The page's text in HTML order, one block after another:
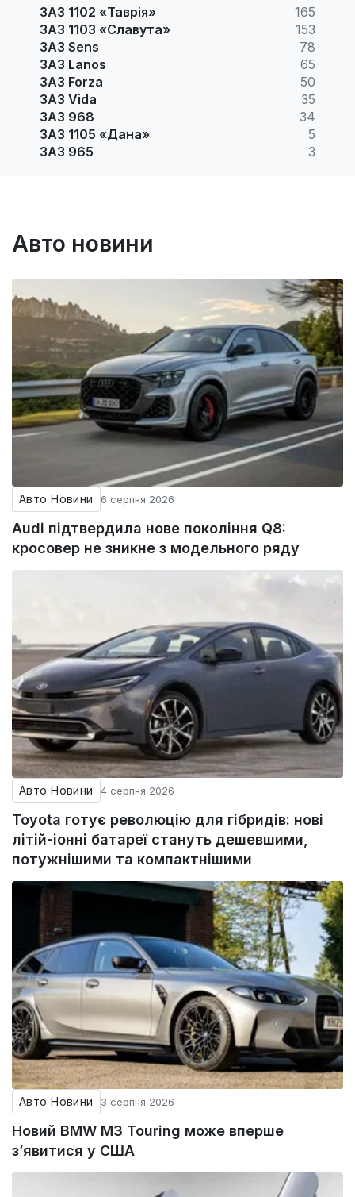
ЗАЗ 1102 «Таврія»
165
ЗАЗ 1103 «Славута»
153
ЗАЗ Sens
78
ЗАЗ Lanos
65
ЗАЗ Forza
50
ЗАЗ Vida
35
ЗАЗ 968
34
ЗАЗ 1105 «Дана»
5
ЗАЗ 965
3
Авто новини
Авто Новини 6 серпня 2026
Audi підтвердила нове покоління Q8:
кросовер не зникне з модельного ряду
Авто Новини 4 серпня 2026
Toyota готує революцію для гібридів: нові
літій-іонні батареї стануть дешевшими,
потужнішими та компактнішими
Авто Новини 3 серпня 2026
Новий BMW M3 Touring може вперше
з’явитися у США